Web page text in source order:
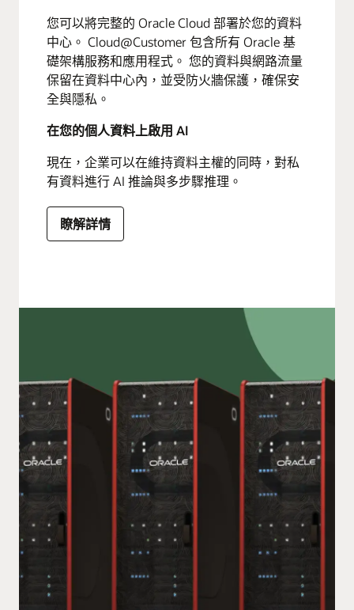
您可以將完整的 Oracle Cloud 部署於您的資料
中心。 Cloud@Customer 包含所有 Oracle 基
礎架構服務和應用程式。 您的資料與網路流量
保留在資料中心內，並受防火牆保護，確保安
全與隱私。
在您的個人資料上啟用 AI
現在，企業可以在維持資料主權的同時，對私
有資料進行 AI 推論與多步驟推理。
瞭解詳情